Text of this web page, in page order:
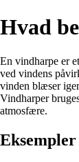
Hvad
En vindharpe er
ved vindens
vinden blæser
Vindharper
atmosfære.